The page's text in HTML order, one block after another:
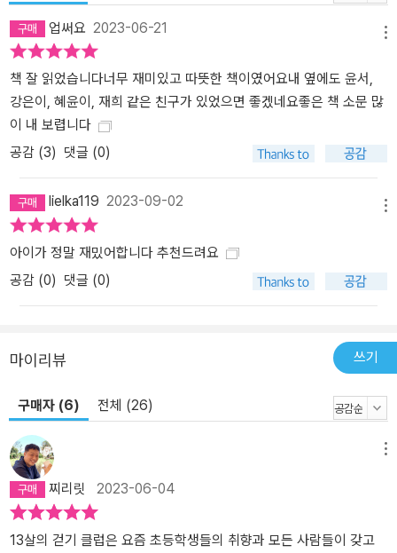
담은 동화다. 아이들은 계절이 바뀌는 것만큼이나 분명하게, 그리고
자연스럽게 변해 간다. 빨리 걷고 싶은 날은 앞서가고, 걷기 싫은 날은
주변을 두리번거리고, 비밀을 속삭이느라 조금 멀어졌다가 친구의 목
소리에 걸음을 서두르고, 당연한 듯 옆 사람의 손을 잡는다. 혼자 남는
걸 두려워하던 아이도, 상처받기 싫어서 혼자가 되려던 아이도 잠시
멀어지고 가까워지는 걸 자연스럽게 여긴다. 계속 걷다 보면 만날 수
있을 테니까.
업써요 2023-06-21
책 잘 읽었습니다너무 재미있고 따뜻한 책이였어요내 옆에도 윤서,
강은이, 혜윤이, 재희 같은 친구가 있었으면 좋겠네요좋은 책 소문 많
이 내 보렵니다
공감 (3) 댓글 (0)
lielka119 2023-09-02
아이가 정말 재밌어합니다 추천드려요
공감 (0) 댓글 (0)
마이리뷰 쓰기
구매자 (6) 전체 (26)
찌리릿 2023-06-04
13살의 걷기 클럽은 요즘 초등학생들의 취향과 모든 사람들이 갖고